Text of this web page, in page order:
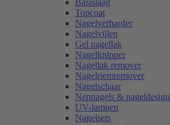
Basislaag
Topcoat
Nagelverharder
Nagelvijlen
Gel nagellak
Nagelknipper
Nagellak remover
Nagelriemremover
Nagelschaar
Nepnagels & nageldesign
UV-lampen
Nagelsets